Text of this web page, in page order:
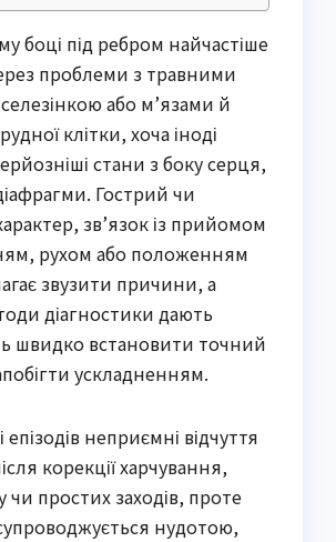
боці під ребром найчастіше
проблеми з травними
або м’язами й
клітки, хоча іноді
стани з боку серця,
Гострий чи
зв’язок із прийомом
рухом або положенням
звузити причини, а
діагностики дають
швидко встановити точний
ускладненням.
епізодів неприємні відчуття
корекції харчування,
чи простих заходів, проте
нудотою,